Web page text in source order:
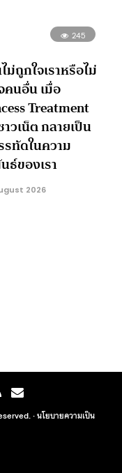
245
ม่ถูกใจเราหรือไม่
คนอื่น เมื่อ
Treatment
วเน็ต กลายเป็น
รทัดในความ
ธ์ของเรา
2026
·นโยบายความเป็น